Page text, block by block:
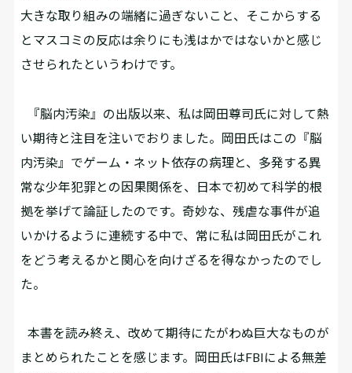
大きな取り組みの端緒に過ぎないこと、そこからする
とマスコミの反応は余りにも浅はかではないかと感じ
させられたというわけです。
『脳内汚染』の出版以来、私は岡田尊司氏に対して熱
い期待と注目を注いでおりました。岡田氏はこの『脳
内汚染』でゲーム・ネット依存の病理と、多発する異
常な少年犯罪との因果関係を、日本で初めて科学的根
拠を挙げて論証したのです。奇妙な、残虐な事件が追
いかけるように連続する中で、常に私は岡田氏がこれ
をどう考えるかと関心を向けざるを得なかったのでし
た。
本書を読み終え、改めて期待にたがわぬ巨大なものが
まとめられたことを感じます。岡田氏はFBIによる無差